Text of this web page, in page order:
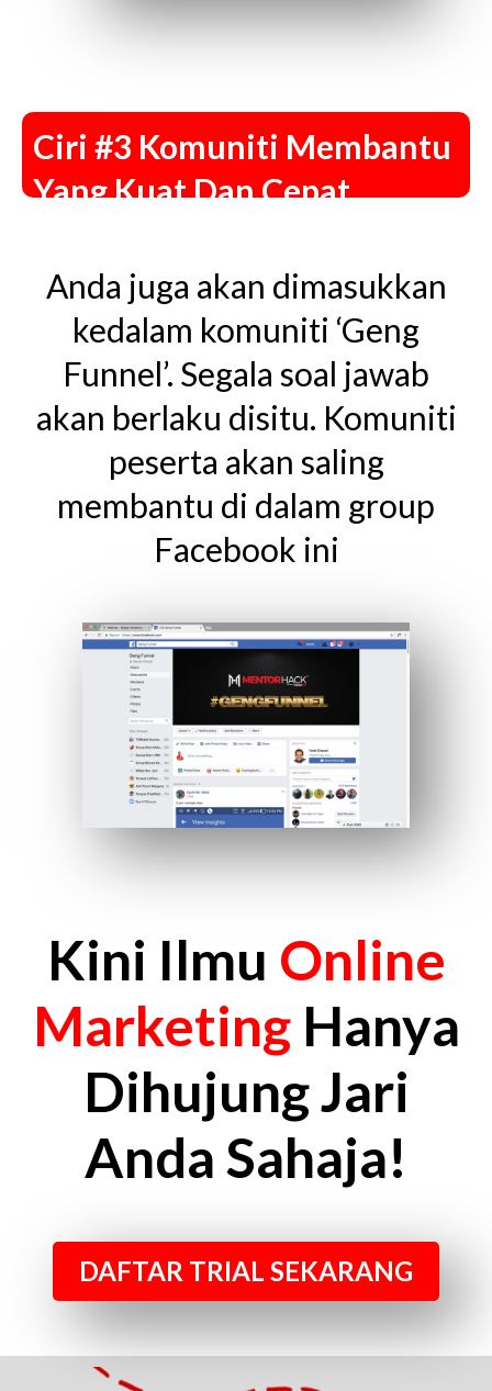
Ciri #3 Komuniti Membantu
Yang Kuat Dan Cepat
Anda juga akan dimasukkan
kedalam komuniti ‘Geng
Funnel’. Segala soal jawab
akan berlaku disitu. Komuniti
peserta akan saling
membantu di dalam group
Facebook ini
Kini Ilmu Online
MarketingHanya
Dihujung Jari
Anda Sahaja!
DAFTAR TRIAL SEKARANG